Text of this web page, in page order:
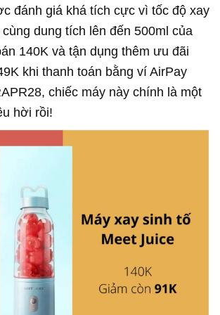
đánh giá khá tích cực vì tốc độ xay
dung tích lên đến 500ml của
140K và tận dụng thêm ưu đãi
khi thanh toán bằng ví AirPay
chiếc máy này chính là một
hời rồi!